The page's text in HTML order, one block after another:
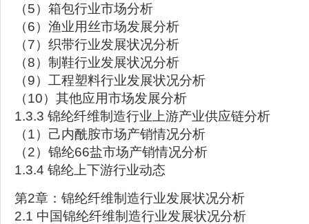
（5）箱包行业市场分析
（6）渔业用丝市场发展分析
（7）织带行业发展状况分析
（8）制鞋行业发展状况分析
（9）工程塑料行业发展状况分析
（10）其他应用市场发展分析
1.3.3 锦纶纤维制造行业上游产业供应链分析
（1）己内酰胺市场产销情况分析
（2）锦纶66盐市场产销情况分析
1.3.4 锦纶上下游行业动态
第2章：锦纶纤维制造行业发展状况分析
2.1 中国锦纶纤维制造行业发展状况分析